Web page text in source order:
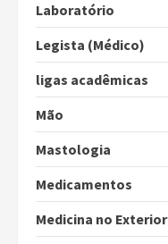
Laboratório
Legista (Médico)
ligas acadêmicas
Mão
Mastologia
Medicamentos
Medicina no Exterior